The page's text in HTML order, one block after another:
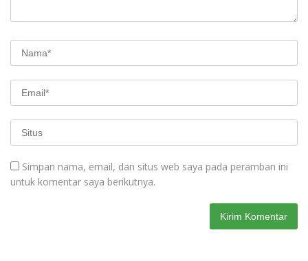
Simpan nama, email, dan situs web saya pada peramban ini
untuk komentar saya berikutnya.